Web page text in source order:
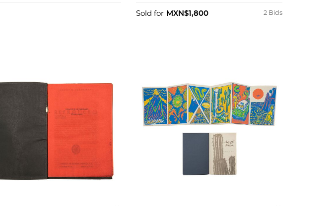
tira de la peregrinación. Pzs 72 Bids
Sold for MXN$1,800